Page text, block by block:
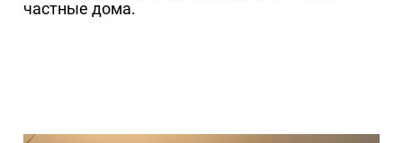
частные дома.